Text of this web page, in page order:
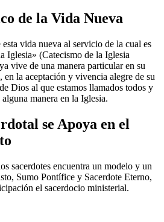
de la Vida Nueva
vida nueva al servicio de la cual es
Iglesia» (Catecismo de la Iglesia
vive de una manera particular en su
en la aceptación y vivencia alegre de su
Dios al que estamos llamados todos y
manera en la Iglesia.
se Apoya en el
sacerdotes encuentra un modelo y un
Sumo Pontífice y Sacerdote Eterno,
el sacerdocio ministerial.